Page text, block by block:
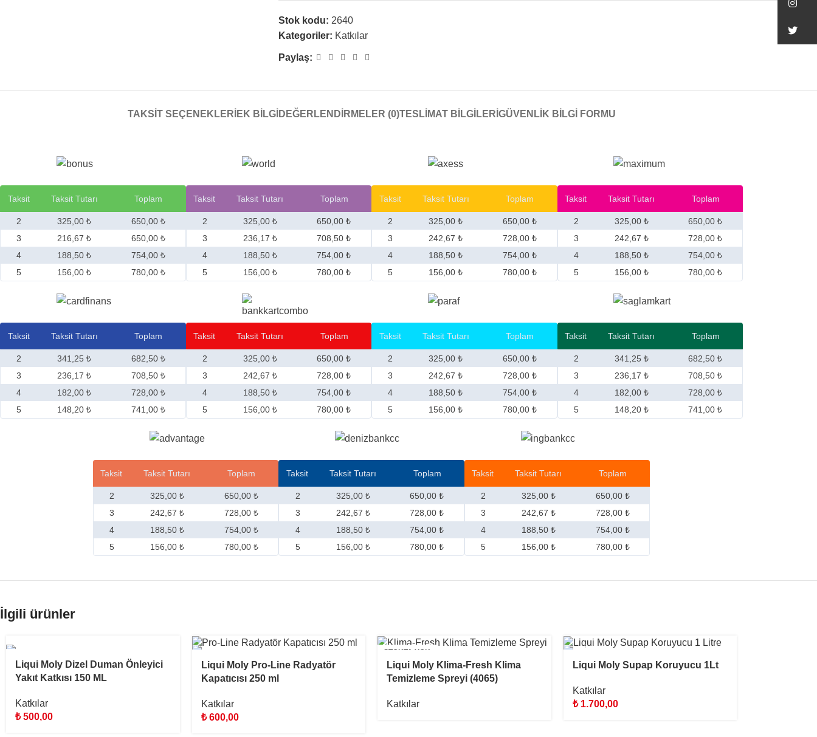
Stok kodu: 2640
Kategoriler: Katkılar
Paylaş:
TAKSIT SEÇENEKLERI EK BILGI DEĞERLENDIRMELER (0)TESLİMAT BİLGİLERİ GÜVENLİK BİLGİ FORMU
Taksit Taksit Tutarı Toplam
2 325,00 ₺
650,00 ₺
3
216,67 ₺
650,00 ₺
4
188,50 ₺
754,00 ₺
5
156,00 ₺ 780,00 ₺
Taksit Taksit Tutarı Toplam
2 325,00 ₺
650,00 ₺
3
236,17 ₺
708,50 ₺
4
188,50 ₺
754,00 ₺
5
156,00 ₺ 780,00 ₺
Taksit Taksit Tutarı Toplam
2 325,00 ₺
650,00 ₺
3
242,67 ₺
728,00 ₺
4
188,50 ₺
754,00 ₺
5
156,00 ₺ 780,00 ₺
Taksit Taksit Tutarı Toplam
2 325,00 ₺
650,00 ₺
3
242,67 ₺
728,00 ₺
4
188,50 ₺
754,00 ₺
5
156,00 ₺ 780,00 ₺
Taksit Taksit Tutarı Toplam
2 341,25 ₺
682,50 ₺
3
236,17 ₺
708,50 ₺
4
182,00 ₺
728,00 ₺
5
148,20 ₺ 741,00 ₺
Taksit Taksit Tutarı Toplam
2 325,00 ₺
650,00 ₺
3
242,67 ₺
728,00 ₺
4
188,50 ₺
754,00 ₺
5
156,00 ₺ 780,00 ₺
Taksit Taksit Tutarı Toplam
2 325,00 ₺
650,00 ₺
3
242,67 ₺
728,00 ₺
4
188,50 ₺
754,00 ₺
5
156,00 ₺ 780,00 ₺
Taksit Taksit Tutarı Toplam
2 341,25 ₺
682,50 ₺
3
236,17 ₺
708,50 ₺
4
182,00 ₺
728,00 ₺
5
148,20 ₺ 741,00 ₺
Taksit Taksit Tutarı Toplam
2 325,00 ₺
650,00 ₺
3
242,67 ₺
728,00 ₺
4
188,50 ₺
754,00 ₺
5
156,00 ₺ 780,00 ₺
Taksit Taksit Tutarı Toplam
2 325,00 ₺
650,00 ₺
3
242,67 ₺
728,00 ₺
4
188,50 ₺
754,00 ₺
5
156,00 ₺ 780,00 ₺
Taksit Taksit Tutarı Toplam
2 325,00 ₺
650,00 ₺
3
242,67 ₺
728,00 ₺
4
188,50 ₺
754,00 ₺
5
156,00 ₺ 780,00 ₺
İlgili ürünler
Liqui Moly Dizel Duman Önleyici
Yakıt Katkısı 150 ML
Katkılar
₺500,00
Liqui Moly Pro-Line Radyatör
Kapatıcısı 250 ml
Katkılar
₺600,00
STOKTA YOK
Liqui Moly Klima-Fresh Klima
Temizleme Spreyi (4065)
Katkılar
Liqui Moly Supap Koruyucu 1Lt
Katkılar
₺1.700,00